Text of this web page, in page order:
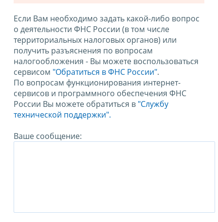
Если Вам необходимо задать какой-либо вопрос
о деятельности ФНС России (в том числе
территориальных налоговых органов) или
получить разъяснения по вопросам
налогообложения - Вы можете воспользоваться
сервисом "Обратиться в ФНС России".
По вопросам функционирования интернет-
сервисов и программного обеспечения ФНС
России Вы можете обратиться в "Службу
технической поддержки".
Ваше сообщение: